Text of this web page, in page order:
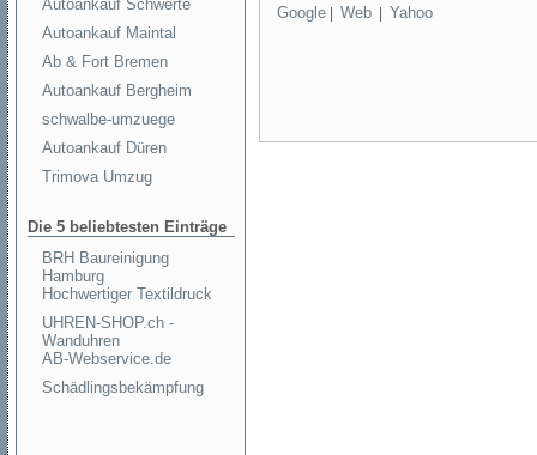
Autoankauf Schwerte
Autoankauf Maintal
Ab & Fort Bremen
Autoankauf Bergheim
schwalbe-umzuege
Autoankauf Düren
Trimova Umzug
Die 5 beliebtesten Einträge
BRH Baureinigung
Hamburg
Hochwertiger Textildruck
UHREN-SHOP.ch -
Wanduhren
AB-Webservice.de
Schädlingsbekämpfung
Google Web Yahoo